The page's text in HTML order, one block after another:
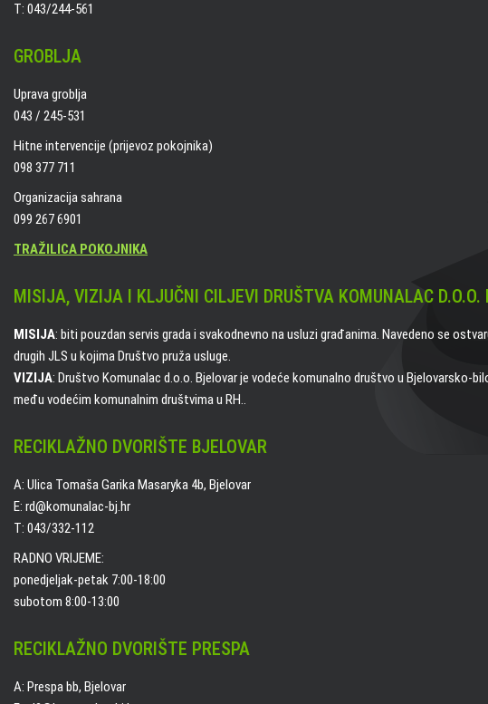
T: 043/244-561
GROBLJA
Uprava groblja
043 / 245-531
Hitne intervencije (prijevoz pokojnika)
098 377 711
Organizacija sahrana
099 267 6901
TRAŽILICA POKOJNIKA
MISIJA, VIZIJA I KLJUČNI CILJEVI DRUŠTVA KOMUNALAC D.O.O.
MISIJA: biti pouzdan servis grada i svakodnevno na usluzi građanima. Navedeno se
drugih JLS u kojima Društvo pruža usluge.
VIZIJA: Društvo Komunalac d.o.o. Bjelovar je vodeće komunalno društvo u
među vodećim komunalnim društvima u RH..
RECIKLAŽNO DVORIŠTE BJELOVAR
A: Ulica Tomaša Garika Masaryka 4b, Bjelovar
E: rd@komunalac-bj.hr
T: 043/332-112
RADNO VRIJEME:
ponedjeljak-petak 7:00-18:00
subotom 8:00-13:00
RECIKLAŽNO DVORIŠTE PRESPA
A: Prespa bb, Bjelovar